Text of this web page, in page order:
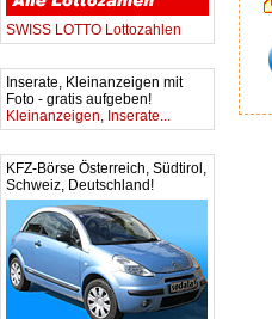
SWISS LOTTO Lottozahlen
Inserate, Kleinanzeigen mit
Foto - gratis aufgeben!
Kleinanzeigen, Inserate...
KFZ-Börse Österreich, Südtirol,
Schweiz, Deutschland!